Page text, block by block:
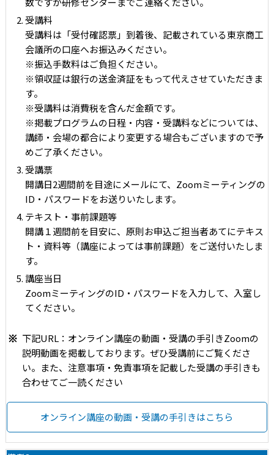
受講料
受講料は「受付確認票」到着後、記載されている東京商工
会議所の口座へお振込みください。
※振込手数料はご負担ください。
※領収証は銀行の送金済証をもって代えさせていただきま
す。
※受講料は消費税を含んだ金額です。
※掲載プログラムの日程・内容・受講料などについては、
講師・会場の都合により変更する場合もございますので予
めご了承ください。
受講票
開講日2週間前を目途にメールにて、Zoomミーティングの
ID・パスワードをお送りいたします。
テキスト・事前課題等
開講１週間前を目安に、原則お申込ご担当者あてにテキス
ト・資料等（講座によっては事前課題）をご送付いたしま
す。
講座当日
ZoomミーティングのID・パスワードを入力して、入室し
てください。
下記URL：オンライン講座の動画・受講の手引きZoomの
説明動画を掲載しております。ぜひ受講前にご覧くださ
い。また、注意事項・免責事項を記載した受講の手引きも
合わせてご一読ください
オンライン講座の動画・受講の手引きはこちら